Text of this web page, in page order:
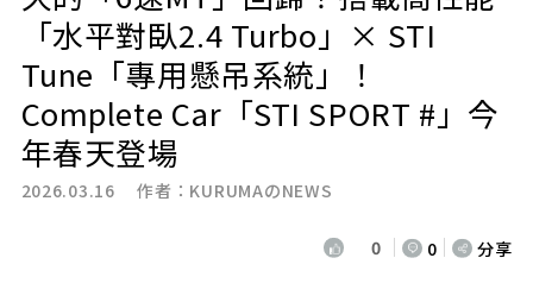
「水平對臥2.4 Turbo」× STI
Tune「專用懸吊系統」！
Complete Car「STI SPORT #」今
年春天登場
2026.03.16 作者： KURUMAのNEWS
0 0 分享